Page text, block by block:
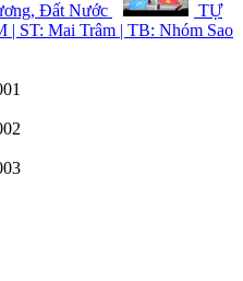
Đất Nước
TỰ
Mai Trâm | TB: Nhóm Sao